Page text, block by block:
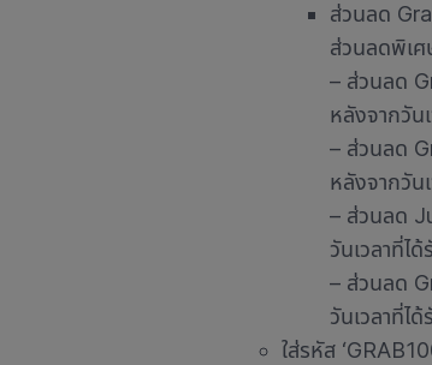
ส่วนลด
ส่วนลดพิเศ
– ส่วนลด
หลังจากวัน
– ส่วนลด
หลังจากวัน
– ส่วนลด
วันเวลาที่ได้
– ส่วนลด
วันเวลาที่ได้
ใส่รหัส